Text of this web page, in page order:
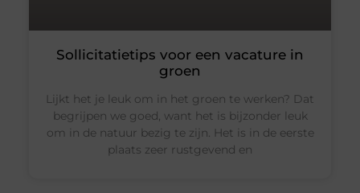
Sollicitatietips voor een vacature in
groen
Lijkt het je leuk om in het groen te werken? Dat
begrijpen we goed, want het is bijzonder leuk
om in de natuur bezig te zijn. Het is in de eerste
plaats zeer rustgevend en